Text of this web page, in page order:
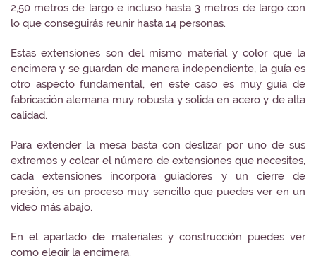
2,50 metros de largo e incluso hasta 3 metros de largo con
lo que conseguirás reunir hasta 14 personas.
Estas extensiones son del mismo material y color que la
encimera y se guardan de manera independiente, la guía es
otro aspecto fundamental, en este caso es muy guía de
fabricación alemana muy robusta y solida en acero y de alta
calidad.
Para extender la mesa basta con deslizar por uno de sus
extremos y colcar el número de extensiones que necesites,
cada extensiones incorpora guiadores y un cierre de
presión, es un proceso muy sencillo que puedes ver en un
video más abajo.
En el apartado de materiales y construcción puedes ver
como elegir la encimera.